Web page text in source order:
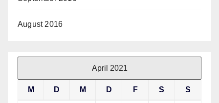
August 2016
April 2021
M D M D F S S